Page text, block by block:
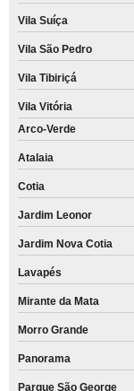
Vila Suíça
Vila São Pedro
Vila Tibiriçá
Vila Vitória
Arco-Verde
Atalaia
Cotia
Jardim Leonor
Jardim Nova Cotia
Lavapés
Mirante da Mata
Morro Grande
Panorama
Parque São George